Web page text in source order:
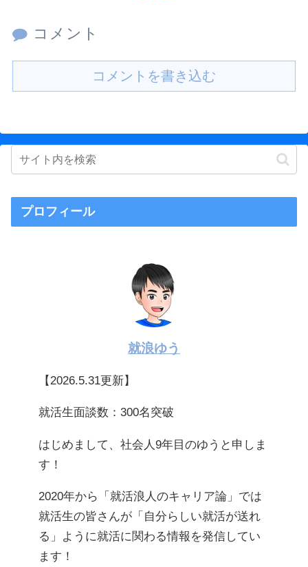
コメント
コメントを書き込む
プロフィール
就浪ゆう
【2026.5.31更新】
就活生面談数：300名突破
はじめまして、社会人9年目のゆうと申しま
す！
2020年から「就活浪人のキャリア論」では
就活生の皆さんが「自分らしい就活が送れ
る」ように就活に関わる情報を発信してい
ます！